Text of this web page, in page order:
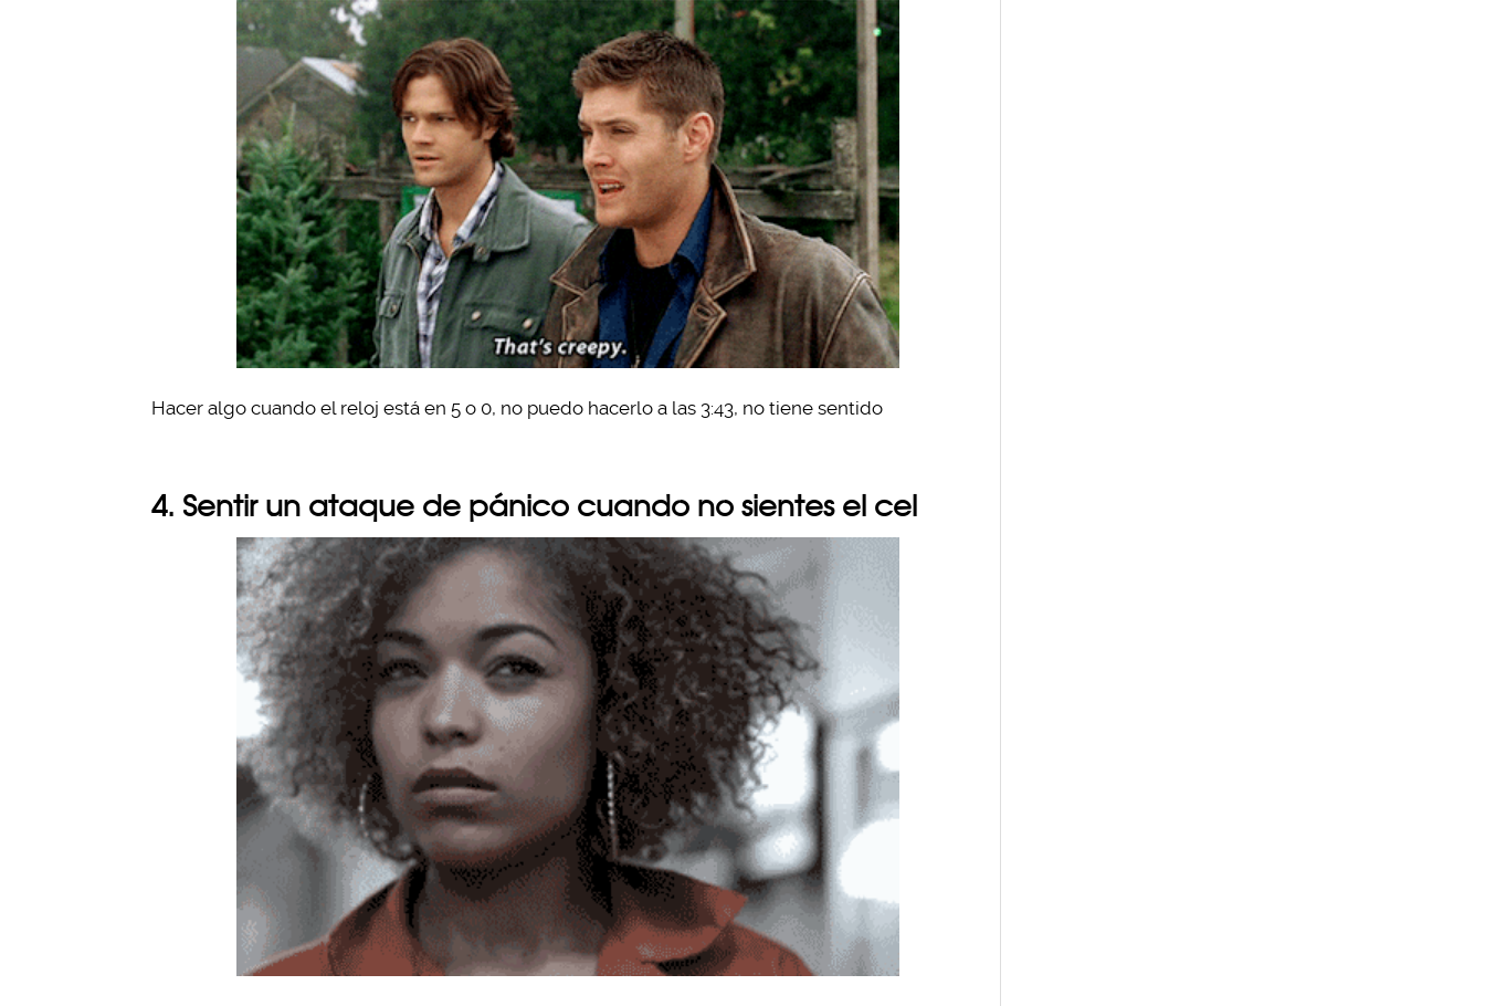
Hacer algo cuando el reloj está en 5 o 0, no puedo hacerlo a las 3:43, no tiene sentido
4. Sentir un ataque de pánico cuando no sientes el cel